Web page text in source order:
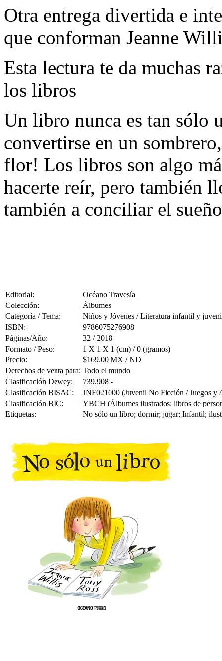
Otra entrega divertida e
que conforman Jeanne
Esta lectura te da muchas
los libros
Un libro nunca es tan sólo
convertirse en un
flor! Los libros son algo
hacerte reír, pero también
también a conciliar el
Editorial:
Océano Travesía
Colección:
Álbumes
Categoría / Tema:
Niños y Jóvenes / Literatura infantil y
ISBN:
9786075276908
Páginas/Año:
32 / 2018
Formato / Peso:
1 X 1 X 1 (cm) / 0 (gramos)
Precio:
$169.00 MX / ND
Derechos de venta para: Todo el mundo
Clasificación Dewey:
739.908 -
Clasificación BISAC:
JNF021000 (Juvenil No Ficción / Juegos y
Clasificación BIC:
YBCH (Álbumes ilustrados: libros de
Etiquetas:
No sólo un libro; dormir; jugar; Infantil;